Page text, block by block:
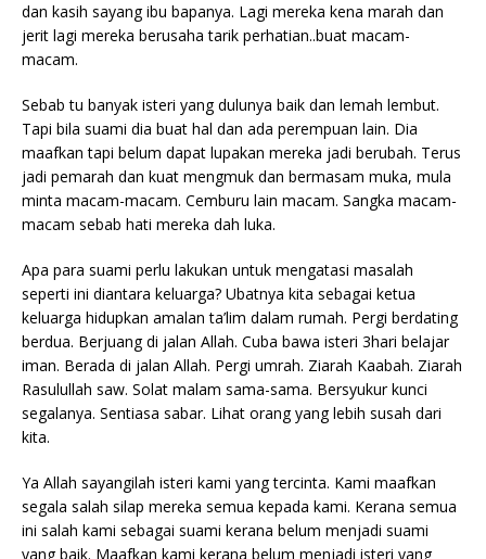
dan kasih sayang ibu bapanya. Lagi mereka kena marah dan
jerit lagi mereka berusaha tarik perhatian..buat macam-
macam.
Sebab tu banyak isteri yang dulunya baik dan lemah lembut.
Tapi bila suami dia buat hal dan ada perempuan lain. Dia
maafkan tapi belum dapat lupakan mereka jadi berubah. Terus
jadi pemarah dan kuat mengmuk dan bermasam muka, mula
minta macam-macam. Cemburu lain macam. Sangka macam-
macam sebab hati mereka dah luka.
Apa para suami perlu lakukan untuk mengatasi masalah
seperti ini diantara keluarga? Ubatnya kita sebagai ketua
keluarga hidupkan amalan ta’lim dalam rumah. Pergi berdating
berdua. Berjuang di jalan Allah. Cuba bawa isteri 3hari belajar
iman. Berada di jalan Allah. Pergi umrah. Ziarah Kaabah. Ziarah
Rasulullah saw. Solat malam sama-sama. Bersyukur kunci
segalanya. Sentiasa sabar. Lihat orang yang lebih susah dari
kita.
Ya Allah sayangilah isteri kami yang tercinta. Kami maafkan
segala salah silap mereka semua kepada kami. Kerana semua
ini salah kami sebagai suami kerana belum menjadi suami
yang baik. Maafkan kami kerana belum menjadi isteri yang